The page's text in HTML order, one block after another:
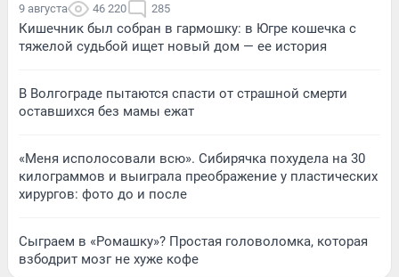
9 августа 46 220 285
Кишечник был собран в гармошку: в Югре кошечка с
тяжелой судьбой ищет новый дом — ее история
В Волгограде пытаются спасти от страшной смерти
оставшихся без мамы ежат
«Меня исполосовали всю». Сибирячка похудела на 30
килограммов и выиграла преображение у пластических
хирургов: фото до и после
Сыграем в «Ромашку»? Простая головоломка, которая
взбодрит мозг не хуже кофе